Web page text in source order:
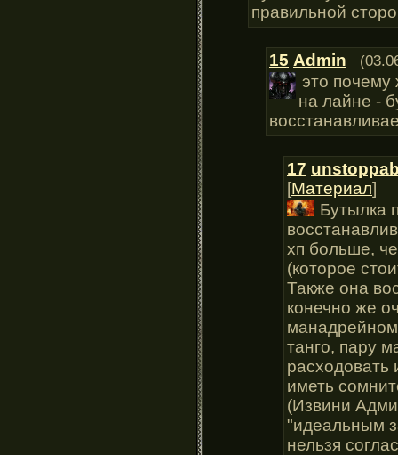
правильной
15 Admin
это почему
на лайне -
17
[Материал]
Бутылка
хп больше,
(которое
Также она
конечно же
танго, пару
расходовать
иметь
(Извини
"идеальным
нельзя